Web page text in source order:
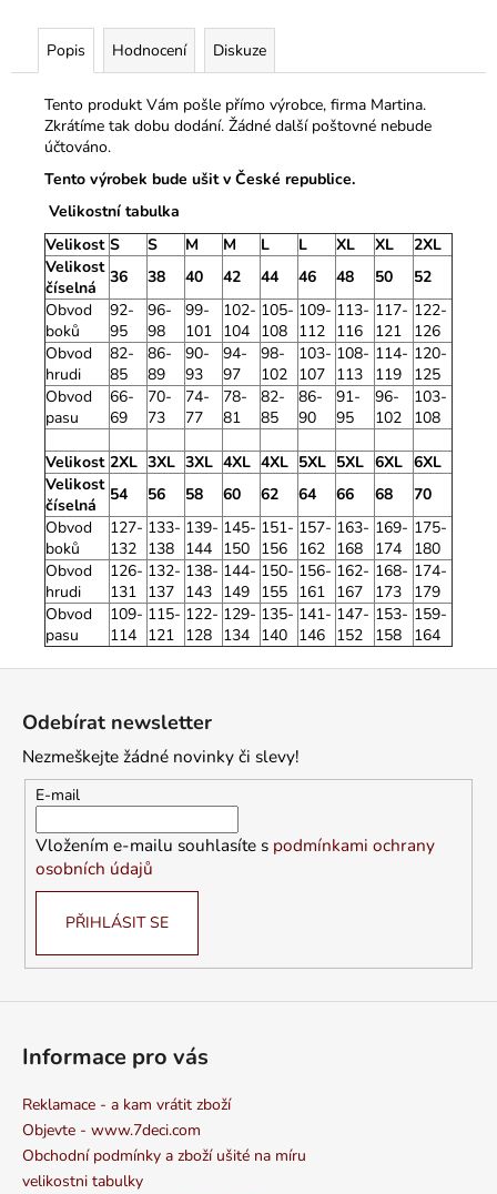
Popis Hodnocení Diskuze
Tento produkt Vám pošle přímo výrobce, firma Martina.
Zkrátíme tak dobu dodání. Žádné další poštovné nebude
účtováno.
Tento výrobek bude ušit v České republice.
Velikostní tabulka
Velikost S S M M L L XL XL
2XL
Velikost
číselná
36 38 40 42 44 46 48 50
52
Obvod
boků
92-
95
96-
98
99-
101
102-
104
105-
108
109-
112
113-
116
117-
121
122-
126
Obvod
hrudi
82-
85
86-
89
90-
93
94-
97
98-
102
103-
107
108-
113
114-
119
120-
125
Obvod
pasu
66-
69
70-
73
74-
77
78-
81
82-
85
86-
90
91-
95
96-
102
103-
108
Velikost 2XL 3XL 3XL 4XL 4XL 5XL 5XL 6XL 6XL
Velikost
číselná
54 56 58 60 62 64 66 68
70
Obvod
boků
127-
132
133-
138
139-
144
145-
150
151-
156
157-
162
163-
168
169-
174
175-
180
Obvod
hrudi
126-
131
132-
137
138-
143
144-
149
150-
155
156-
161
162-
167
168-
173
174-
179
Obvod
pasu
109-
114
115-
121
122-
128
129-
134
135-
140
141-
146
147-
152
153-
158
159-
164
Odebírat newsletter
Nezmeškejte žádné novinky či slevy!
E-mail
Vložením e-mailu souhlasíte s podmínkami ochrany
osobních údajů
PŘIHLÁSIT SE
Informace pro vás
Reklamace - a kam vrátit zboží
Objevte - www.7deci.com
Obchodní podmínky a zboží ušité na míru
velikostni tabulky